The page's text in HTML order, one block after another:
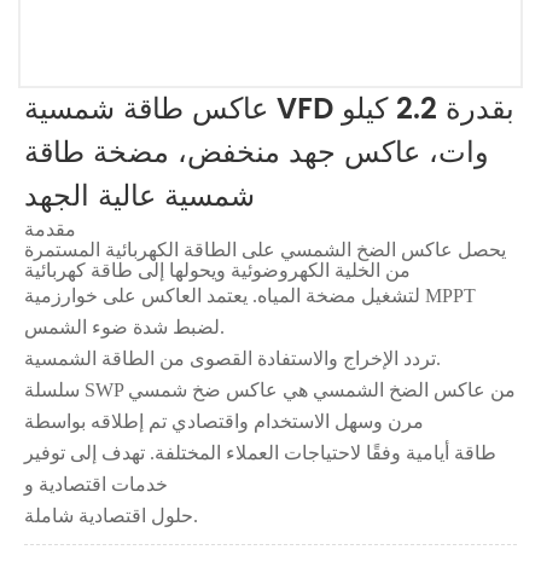
عاكس طاقة شمسية VFD بقدرة 2.2 كيلو
وات، عاكس جهد منخفض، مضخة طاقة
شمسية عالية الجهد
مقدمة
يحصل عاكس الضخ الشمسي على الطاقة الكهربائية المستمرة
من الخلية الكهروضوئية ويحولها إلى طاقة كهربائية
لتشغيل مضخة المياه. يعتمد العاكس على خوارزمية MPPT
لضبط شدة ضوء الشمس.
تردد الإخراج والاستفادة القصوى من الطاقة الشمسية.
سلسلة SWP من عاكس الضخ الشمسي هي عاكس ضخ شمسي
مرن وسهل الاستخدام واقتصادي تم إطلاقه بواسطة
طاقة أيامية وفقًا لاحتياجات العملاء المختلفة. تهدف إلى توفير
خدمات اقتصادية و
حلول اقتصادية شاملة.